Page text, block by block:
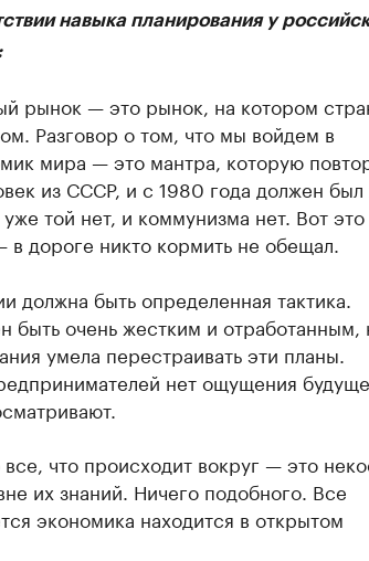
навыка планирования у
рынок — это рынок, на котором
Разговор о том, что мы войдем в
мира — это мантра, которую
из СССР, и с 1980 года должен был
той нет, и коммунизма нет. Вот это
дороге никто кормить не обещал.
должна быть определенная тактика.
быть очень жестким и отработанным,
умела перестраивать эти планы.
нет ощущения
что происходит вокруг — это
их знаний. Ничего подобного. Все
экономика находится в открытом